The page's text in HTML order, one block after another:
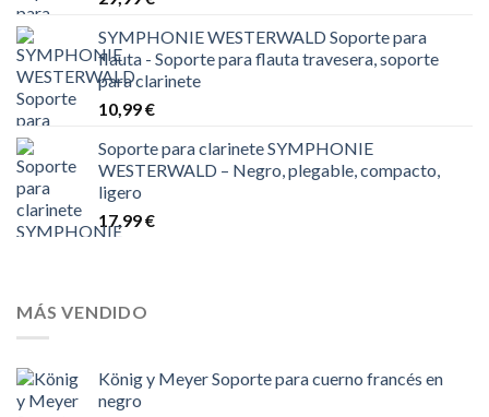
SYMPHONIE WESTERWALD Soporte para
flauta - Soporte para flauta travesera, soporte
para clarinete
10,99€
Soporte para clarinete SYMPHONIE
WESTERWALD – Negro, plegable, compacto,
ligero
17,99€
MÁS VENDIDO
König y Meyer Soporte para cuerno francés en
negro